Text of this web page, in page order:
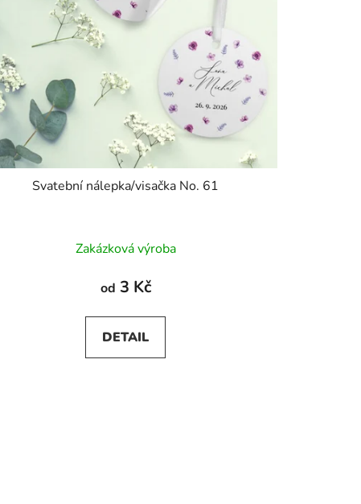
Svatební nálepka/visačka No. 61
Zakázková výroba
od 3 Kč
DETAIL